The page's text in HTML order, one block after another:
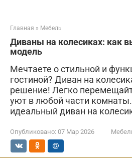
Главная » Мебель
Диваны на колесиках: как
модель
Мечтаете о стильной и
гостиной? Диван на
решение! Легко
уют в любой части
идеальный диван на
Опубликовано: 07 Мар 2026